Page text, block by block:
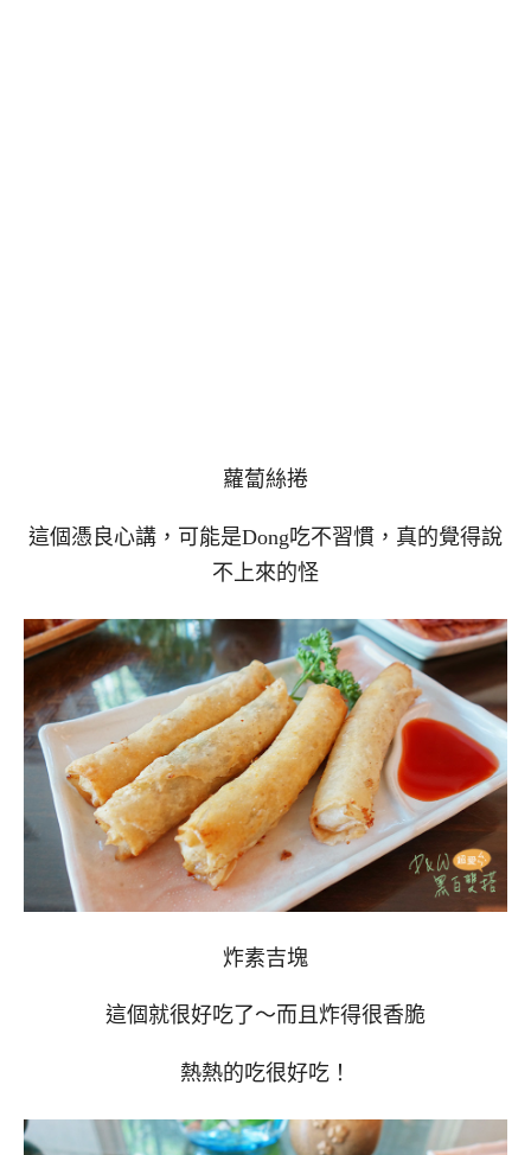
蘿蔔絲捲
這個憑良心講，可能是Dong吃不習慣，真的覺得說
不上來的怪
炸素吉塊
這個就很好吃了～而且炸得很香脆
熱熱的吃很好吃！